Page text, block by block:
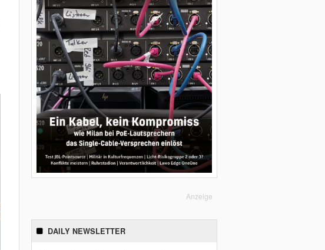
Anzeige
DAILY NEWSLETTER